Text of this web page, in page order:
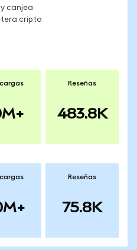
canjea
cripto
Reseñas
483.8K
Reseñas
75.8K